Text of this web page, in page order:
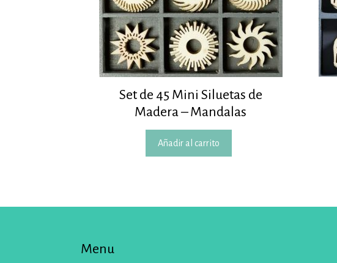
Set de 45 Mini Siluetas de
Madera – Mandalas
Añadir al carrito
Menu